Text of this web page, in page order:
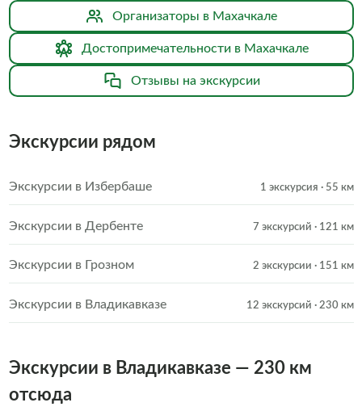
Организаторы в Махачкале
Достопримечательности в Махачкале
Отзывы на экскурсии
Экскурсии рядом
Экскурсии в Избербаше 1 экскурсия · 55 км
Экскурсии в Дербенте 7 экскурсий · 121 км
Экскурсии в Грозном 2 экскурсии · 151 км
Экскурсии в Владикавказе 12 экскурсий · 230 км
Экскурсии в Владикавказе — 230 км
отсюда